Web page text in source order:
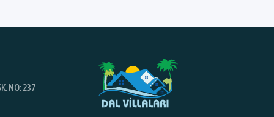
NO: 237